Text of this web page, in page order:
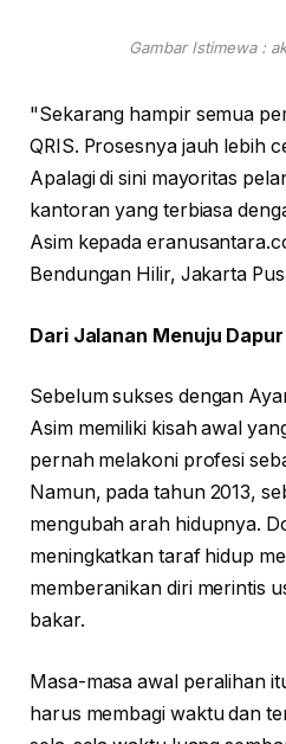
Gambar Istimewa :
"Sekarang hampir semua
QRIS. Prosesnya jauh lebih
Apalagi di sini mayoritas
kantoran yang terbiasa
Asim kepada
Bendungan Hilir, Jakarta
Dari Jalanan Menuju
Sebelum sukses dengan
Asim memiliki kisah awal
pernah melakoni profesi
Namun, pada tahun 2013,
mengubah arah hidupnya.
meningkatkan taraf hidup
memberanikan diri merintis
bakar.
Masa-masa awal peralihan
harus membagi waktu dan